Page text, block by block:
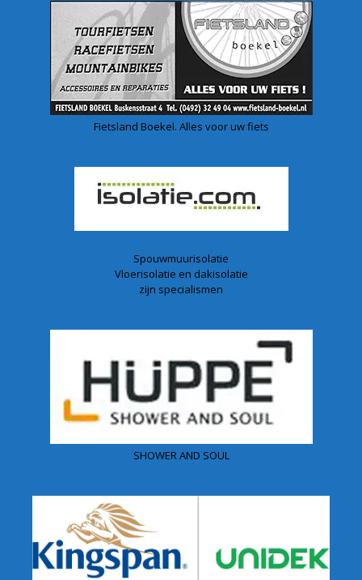
Fietsland Boekel. Alles voor uw fiets
Spouwmuurisolatie
Vloerisolatie en dakisolatie
zijn specialismen
SHOWER AND SOUL